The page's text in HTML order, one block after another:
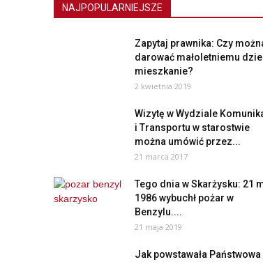
NAJPOPULARNIEJSZE
Zapytaj prawnika: Czy
darować małoletniemu
mieszkanie?
2 kwietnia 2019
Wizytę w Wydziale
i Transportu w starostwie
można umówić przez...
21 marca 2017
Tego dnia w Skarżysku: 21
1986 wybuchł pożar w
Benzylu....
21 maja 2019
Jak powstawała Państwowa